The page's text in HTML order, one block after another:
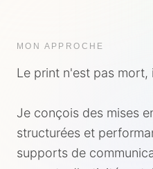
MON APPROCHE
Le print n'est pas mort,
Je conçois des mises
structurées et
supports de